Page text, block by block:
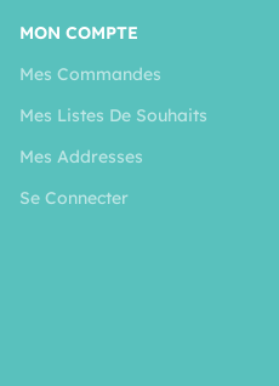
MON COMPTE
Mes Commandes
Mes Listes De Souhaits
Mes Addresses
Se Connecter